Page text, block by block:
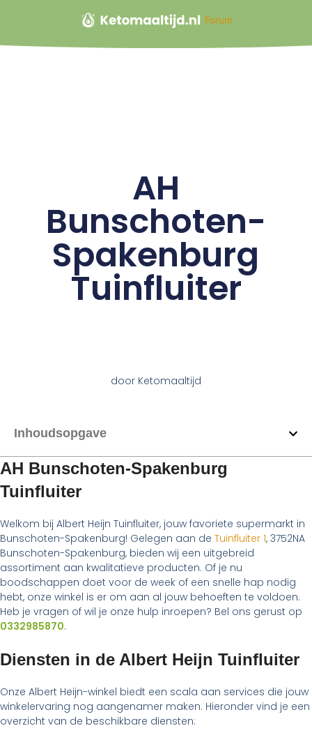
Forum
AH
Bunschoten-
Spakenburg
Tuinfluiter
doorKetomaaltijd
Inhoudsopgave
AH Bunschoten-Spakenburg
Tuinfluiter
Welkom bij Albert Heijn Tuinfluiter, jouw favoriete supermarkt in
Bunschoten-Spakenburg! Gelegen aan de Tuinfluiter 1, 3752NA
Bunschoten-Spakenburg, bieden wij een uitgebreid
assortiment aan kwalitatieve producten. Of je nu
boodschappen doet voor de week of een snelle hap nodig
hebt, onze winkel is er om aan al jouw behoeften te voldoen.
Heb je vragen of wil je onze hulp inroepen? Bel ons gerust op
0332985870.
Diensten in de Albert Heijn Tuinfluiter
Onze Albert Heijn-winkel biedt een scala aan services die jouw
winkelervaring nog aangenamer maken. Hieronder vind je een
overzicht van de beschikbare diensten: